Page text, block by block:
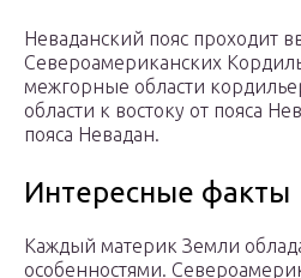
Неваданский пояс проходит
Североамериканских
межгорные области
области к востоку от пояса
пояса Невадан.
Интересные факты
Каждый материк Земли
особенностями.